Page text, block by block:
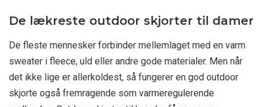
De lækreste outdoor skjorter til damer
De fleste mennesker forbinder mellemlaget med en varm
sweater i fleece, uld eller andre gode materialer. Men når
det ikke lige er allerkoldest, så fungerer en god outdoor
skjorte også fremragende som varmeregulerende